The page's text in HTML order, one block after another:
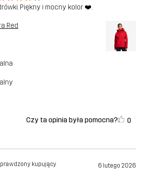
Piękny i mocny kolor ❤️.
Red
Czy ta opinia była pomocna? 0
kupujący 6 lutego 2026